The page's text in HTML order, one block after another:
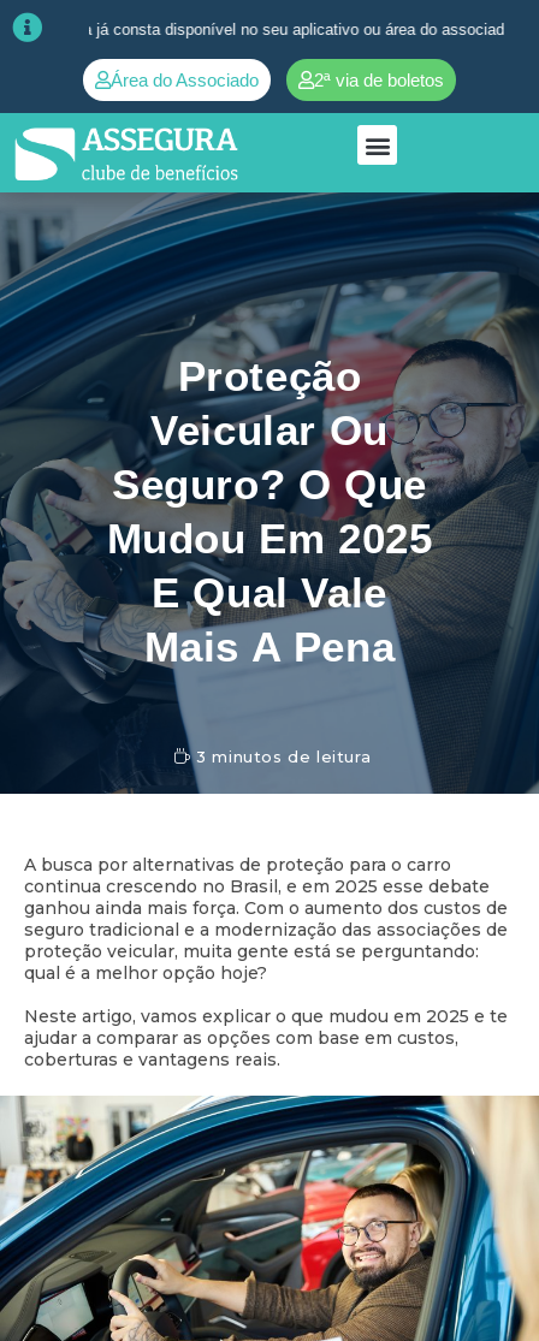
já consta disponível no seu aplicativo ou área do associado. ➜
Área do Associado 2ª via de boletos
Proteção
Veicular Ou
Seguro? O Que
Mudou Em 2025
E Qual Vale
Mais A Pena
3 minutos de leitura
A busca por alternativas de proteção para o carro
continua crescendo no Brasil, e em 2025 esse debate
ganhou ainda mais força. Com o aumento dos custos de
seguro tradicional e a modernização das associações de
proteção veicular, muita gente está se perguntando:
qual é a melhor opção hoje?
Neste artigo, vamos explicar o que mudou em 2025 e te
ajudar a comparar as opções com base em custos,
coberturas e vantagens reais.